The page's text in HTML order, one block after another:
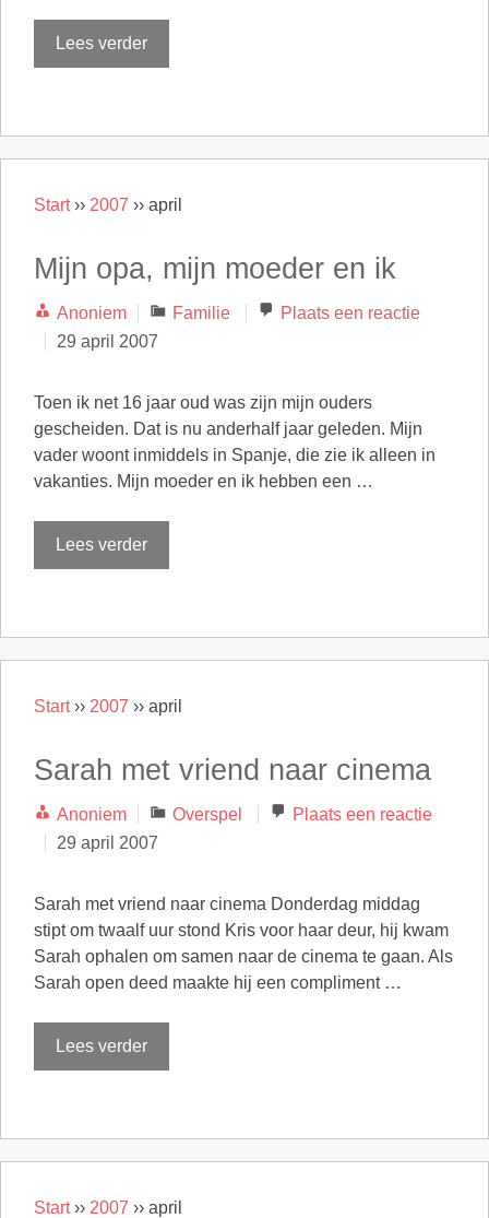
Lees verder
Start›› 2007 ›› april
Mijn opa, mijn moeder en ik
Anoniem Categorieën
Familie
Plaats een reactie
29 april 2007
Toen ik net 16 jaar oud was zijn mijn ouders
gescheiden. Dat is nu anderhalf jaar geleden. Mijn
vader woont inmiddels in Spanje, die zie ik alleen in
vakanties. Mijn moeder en ik hebben een …
Lees verder
Start›› 2007 ›› april
Sarah met vriend naar cinema
Anoniem Categorieën
Overspel
Plaats een reactie
29 april 2007
Sarah met vriend naar cinema Donderdag middag
stipt om twaalf uur stond Kris voor haar deur, hij kwam
Sarah ophalen om samen naar de cinema te gaan. Als
Sarah open deed maakte hij een compliment …
Lees verder
Start›› 2007 ›› april